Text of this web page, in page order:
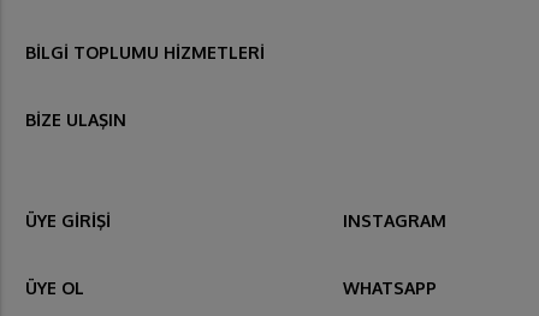
BİLGİ TOPLUMU HİZMETLERİ
BİZE ULAŞIN
ÜYE GİRİŞİ
ÜYE OL
INSTAGRAM
WHATSAPP